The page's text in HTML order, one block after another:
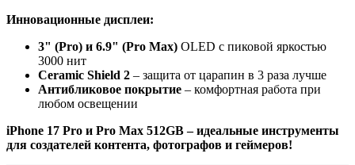
Инновационные дисплеи:
3" (Pro) и 6.9" (Pro Max) OLED с пиковой яркостью
3000 нит
Ceramic Shield 2 – защита от царапин в 3 раза лучше
Антибликовое покрытие – комфортная работа при
любом освещении
iPhone 17 Pro и Pro Max 512GB – идеальные инструменты
для создателей контента, фотографов и геймеров!